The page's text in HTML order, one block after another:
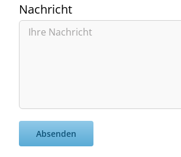
Nachricht